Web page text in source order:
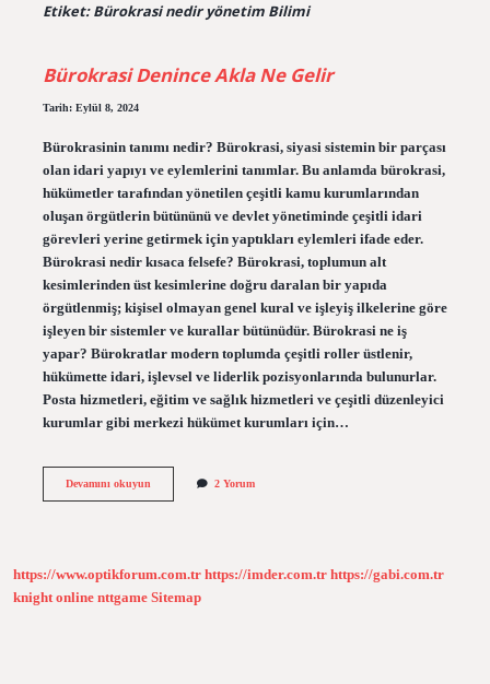
Etiket:Bürokrasi nedir yönetim Bilimi
Bürokrasi Denince Akla Ne Gelir
Tarih: Eylül 8, 2024
Bürokrasinin tanımı nedir? Bürokrasi, siyasi sistemin bir parçası
olan idari yapıyı ve eylemlerini tanımlar. Bu anlamda bürokrasi,
hükümetler tarafından yönetilen çeşitli kamu kurumlarından
oluşan örgütlerin bütününü ve devlet yönetiminde çeşitli idari
görevleri yerine getirmek için yaptıkları eylemleri ifade eder.
Bürokrasi nedir kısaca felsefe? Bürokrasi, toplumun alt
kesimlerinden üst kesimlerine doğru daralan bir yapıda
örgütlenmiş; kişisel olmayan genel kural ve işleyiş ilkelerine göre
işleyen bir sistemler ve kurallar bütünüdür. Bürokrasi ne iş
yapar? Bürokratlar modern toplumda çeşitli roller üstlenir,
hükümette idari, işlevsel ve liderlik pozisyonlarında bulunurlar.
Posta hizmetleri, eğitim ve sağlık hizmetleri ve çeşitli düzenleyici
kurumlar gibi merkezi hükümet kurumları için…
Devamını okuyunBürokrasi
2 Yorum
https://www.optikforum.com.tr https://imder.com.tr https://gabi.com.tr
knight online nttgame Sitemap